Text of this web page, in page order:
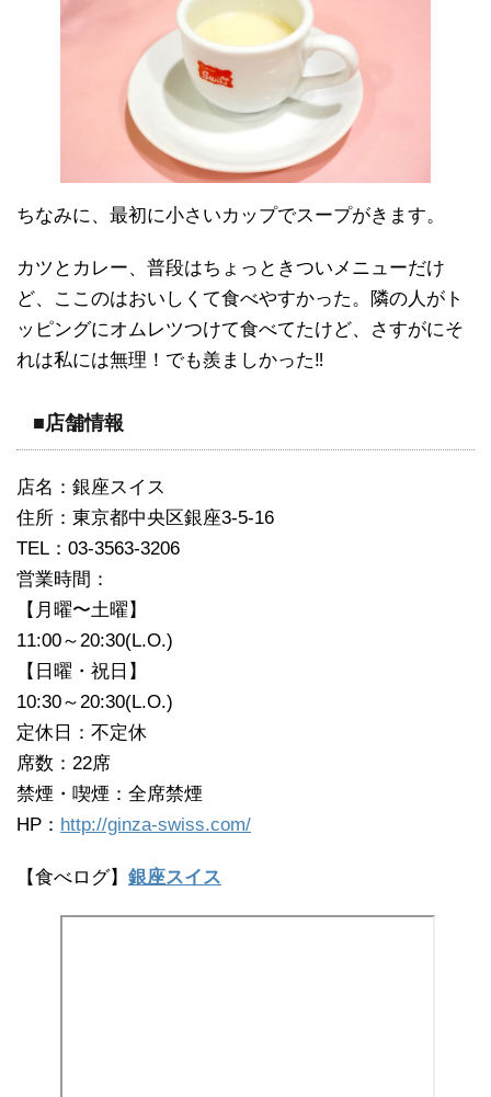
ちなみに、最初に小さいカップでスープがきます。
カツとカレー、普段はちょっときついメニューだけ
ど、ここのはおいしくて食べやすかった。隣の人がト
ッピングにオムレツつけて食べてたけど、さすがにそ
れは私には無理！でも羨ましかった‼︎
■店舗情報
店名：銀座スイス
住所：東京都中央区銀座3-5-16
TEL：03-3563-3206
営業時間：
【月曜〜土曜】
11:00～20:30(L.O.)
【日曜・祝日】
10:30～20:30(L.O.)
定休日：不定休
席数：22席
禁煙・喫煙：全席禁煙
HP： http://ginza-swiss.com/
【食べログ】 銀座スイス